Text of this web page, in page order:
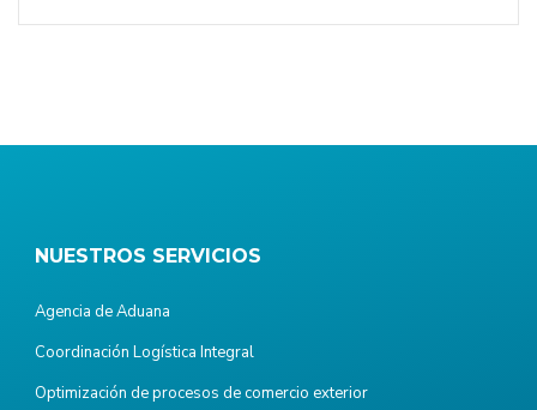
NUESTROS SERVICIOS
Agencia de Aduana
Coordinación Logística Integral
Optimización de procesos de comercio exterior